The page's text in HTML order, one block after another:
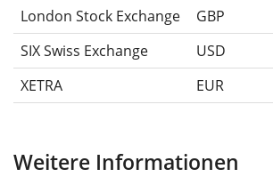
London Stock Exchange GBP
SIX Swiss Exchange
USD
XETRA
EUR
Weitere Informationen